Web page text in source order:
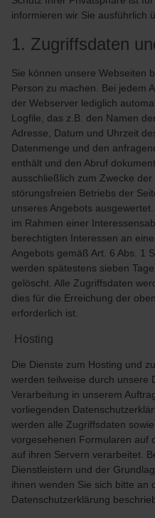
informieren wir Sie ausführlich
1. Zugriffsdaten
Sie können unsere Webseiten
Person zu machen. Bei jedem
der Webserver lediglich
Logfile, das z.B. den Namen
Adresse, Datum und Uhrzeit
Datenmenge und den
enthält und den Abruf
ausschließlich zum Zwecke
störungsfreien Betriebs der
unseres Angebots
im Rahmen einer
berechtigten Interessen an
Angebots gemäß Art. 6 Abs. 1
werden spätestens sieben
gelöscht. Alle Zugriffsdaten
dies für die Erreichung der
erforderlich ist.
Hosting
Die Dienste zum Hosting und
werden teilweise durch unsere
Verarbeitung in unserem
vorliegenden
werden alle Zugriffsdaten
vorgesehenen Formularen auf
auf ihren Servern verarbeitet.
Dienstleistern und der
ihnen wenden Sie sich bitte an
Datenschutzerklärung